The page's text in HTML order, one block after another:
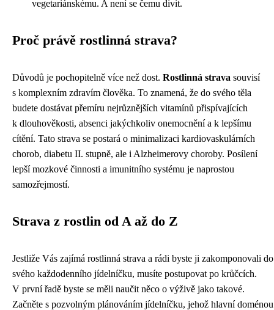
vegetariánskému. A není se čemu divit.
Proč právě rostlinná strava?
Důvodů je pochopitelně více než dost. Rostlinná strava souvisí
s komplexním zdravím člověka. To znamená, že do svého těla
budete dostávat přemíru nejrůznějších vitamínů přispívajících
k dlouhověkosti, absenci jakýchkoliv onemocnění a k lepšímu
cítění. Tato strava se postará o minimalizaci kardiovaskulárních
chorob, diabetu II. stupně, ale i Alzheimerovy choroby. Posílení
lepší mozkové činnosti a imunitního systému je naprostou
samozřejmostí.
Strava z rostlin od A až do Z
Jestliže Vás zajímá rostlinná strava a rádi byste ji zakomponovali do
svého každodenního jídelníčku, musíte postupovat po krůčcích.
V první řadě byste se měli naučit něco o výživě jako takové.
Začněte s pozvolným plánováním jídelníčku, jehož hlavní doménou